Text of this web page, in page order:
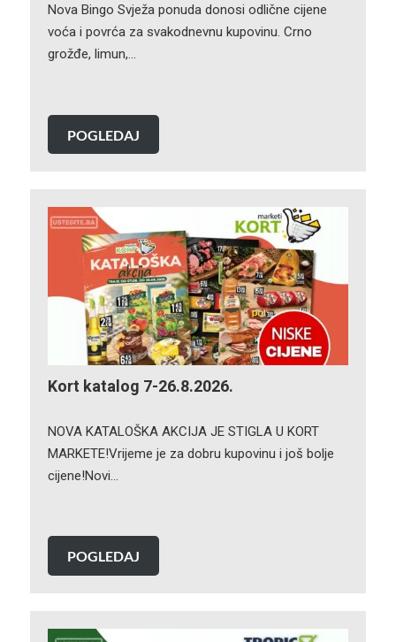
Nova Bingo Svježa ponuda donosi odlične cijene
voća i povrća za svakodnevnu kupovinu. Crno
grožđe, limun,…
POGLEDAJ
Kort katalog 7-26.8.2026.
NOVA KATALOŠKA AKCIJA JE STIGLA U KORT
MARKETE!Vrijeme je za dobru kupovinu i još bolje
cijene!Novi…
POGLEDAJ